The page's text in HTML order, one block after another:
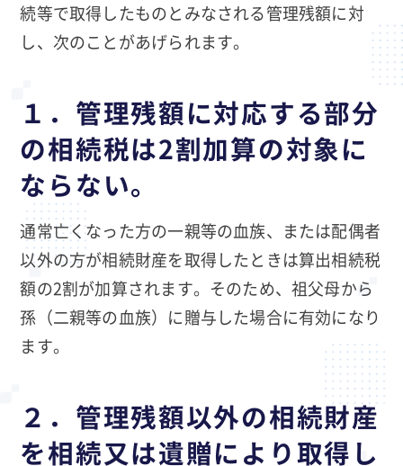
続等で取得したものとみなされる管理残額に対
し、次のことがあげられます。
１．管理残額に対応する部分
の相続税は2割加算の対象に
ならない。
通常亡くなった方の一親等の血族、または配偶者
以外の方が相続財産を取得したときは算出相続税
額の2割が加算されます。そのため、祖父母から
孫（二親等の血族）に贈与した場合に有効になり
ます。
２．管理残額以外の相続財産
を相続又は遺贈により取得し